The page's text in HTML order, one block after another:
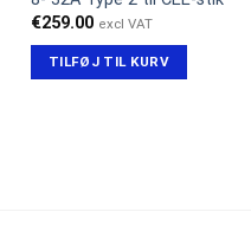
€259.00 excl VAT
TILFØJ TIL KURV